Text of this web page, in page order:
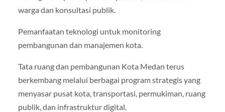
warga dan konsultasi publik.
Pemanfaatan teknologi untuk monitoring
pembangunan dan manajemen kota.
Tata ruang dan pembangunan Kota Medan terus
berkembang melalui berbagai program strategis yang
menyasar pusat kota, transportasi, permukiman, ruang
publik, dan infrastruktur digital.